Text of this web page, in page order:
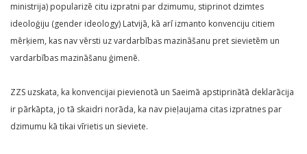
ministrija) popularizē citu izpratni par dzimumu, stiprinot dzimtes
ideoloģiju (gender ideology) Latvijā, kā arī izmanto konvenciju citiem
mērķiem, kas nav vērsti uz vardarbības mazināšanu pret sievietēm un
vardarbības mazināšanu ģimenē.
ZZS uzskata, ka konvencijai pievienotā un Saeimā apstiprinātā deklarācija
ir pārkāpta, jo tā skaidri norāda, ka nav pieļaujama citas izpratnes par
dzimumu kā tikai vīrietis un sieviete.